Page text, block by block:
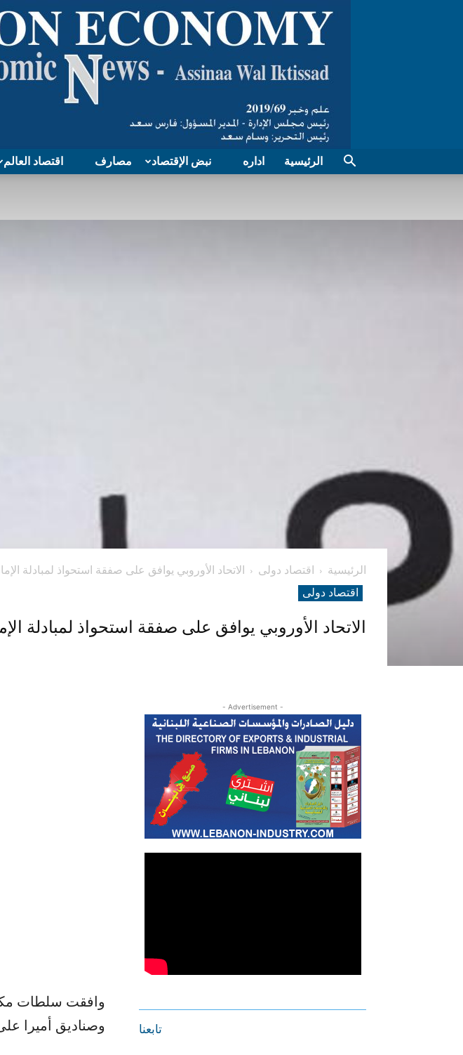
اقتصاد العالم مصارف نبض الإقتصاد اداره الرئيسية
الرئيسية اقتصاد دولی
الاتحاد الأوروبي يوافق على صفقة استحواذ لمبادلة
اقتصاد دولی
الاتحاد الأوروبي يوافق على صفقة استحواذ لمبادلة
وافقت سلطات
وصناديق أميرا
- Advertisement -
تابعنا